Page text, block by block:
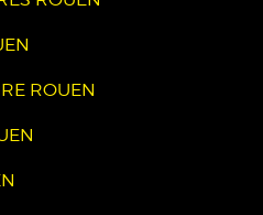
ROUEN